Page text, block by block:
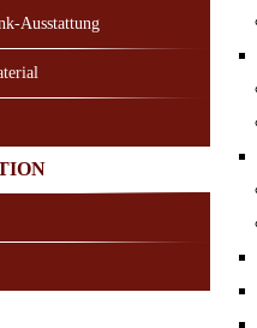
Ausstattung